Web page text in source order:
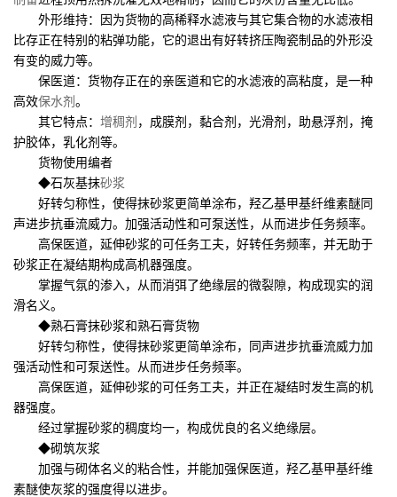
外形维持：因为货物的高稀释水滤液与其它集合物的水滤液相
比存正在特别的粘弹功能，它的退出有好转挤压陶瓷制品的外形没
有变的威力等。
保医道：货物存正在的亲医道和它的水滤液的高粘度，是一种
高效保水剂。
其它特点： 增稠剂 ，成膜剂，黏合剂，光滑剂，助悬浮剂，掩
护胶体，乳化剂等。
货物使用编者
◆石灰基抹砂浆
好转匀称性，使得抹砂浆更简单涂布，羟乙基甲基纤维素醚同
声进步抗垂流威力。加强活动性和可泵送性，从而进步任务频率。
高保医道，延伸砂浆的可任务工夫，好转任务频率，并无助于
砂浆正在凝结期构成高机器强度。
掌握气氛的渗入，从而消弭了绝缘层的微裂隙，构成现实的润
滑名义。
◆熟石膏抹砂浆和熟石膏货物
好转匀称性，使得抹砂浆更简单涂布，同声进步抗垂流威力加
强活动性和可泵送性。从而进步任务频率。
高保医道，延伸砂浆的可任务工夫，并正在凝结时发生高的机
器强度。
经过掌握砂浆的稠度均一，构成优良的名义绝缘层。
◆砌筑灰浆
加强与砌体名义的粘合性，并能加强保医道，羟乙基甲基纤维
素醚使灰浆的强度得以进步。